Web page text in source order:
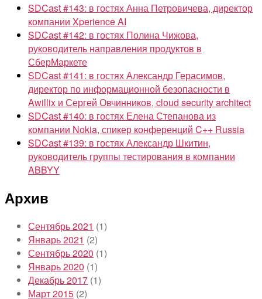
SDCast #143: в гостях Анна Петровичева, директор
компании Xperience AI
SDCast #142: в гостях Полина Чижова,
руководитель направления продуктов в
СберМаркете
SDCast #141: в гостях Александр Герасимов,
директор по информационной безопасности в
Awillix и Сергей Овчинников, cloud security architect
SDCast #140: в гостях Елена Степанова из
компании Nokia, спикер конференций C++ Russia
SDCast #139: в гостях Александр Шкитин,
руководитель группы тестирования в компании
ABBYY
Архив
Сентябрь 2021 (1)
Январь 2021 (2)
Сентябрь 2020 (1)
Январь 2020 (1)
Декабрь 2017 (1)
Март 2015 (2)